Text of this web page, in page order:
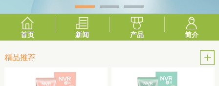
首页 新闻 产品 简介
精品推荐